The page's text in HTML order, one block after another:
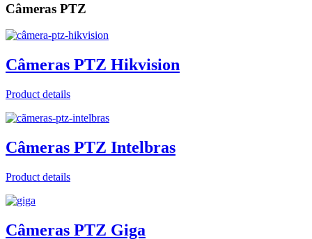
Câmeras PTZ
Câmeras PTZ Hikvision
Product details
Câmeras PTZ Intelbras
Product details
Câmeras PTZ Giga